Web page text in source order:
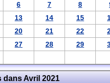
6 7 8
13 14 15
20 21 22
27 28 29
dans Avril 2021